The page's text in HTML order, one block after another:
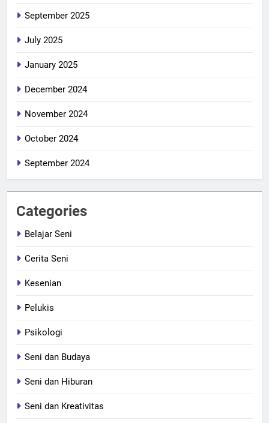
September 2025
July 2025
January 2025
December 2024
November 2024
October 2024
September 2024
Categories
Belajar Seni
Cerita Seni
Kesenian
Pelukis
Psikologi
Seni dan Budaya
Seni dan Hiburan
Seni dan Kreativitas